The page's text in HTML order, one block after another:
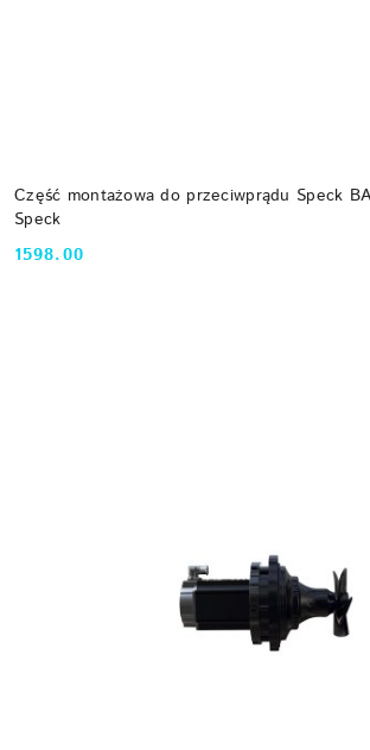
Część montażowa do przeciwprądu Speck
Speck
Cena:
1598.00